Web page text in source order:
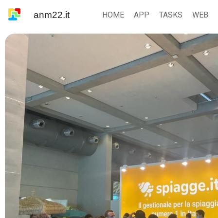
anm22.it HOME APP TASKS WEB
16-10-2021